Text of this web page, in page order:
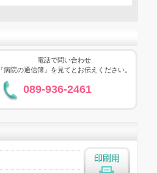
電話で問い合わせ
『病院の通信簿』を見てとお伝えください。
089-936-2461